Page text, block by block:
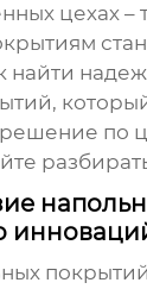
цехах –
найти
,
по